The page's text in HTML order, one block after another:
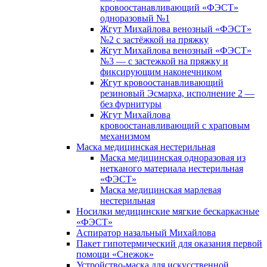
кровоостанавливающий «ФЭСТ»
одноразовый №1
Жгут Михайлова венозный «ФЭСТ»
№2 с застёжкой на пряжку
Жгут Михайлова венозный «ФЭСТ»
№3 — с застежкой на пряжку и
фиксирующим наконечником
Жгут кровоостанавливающий
резиновый Эсмарха, исполнение 2 —
без фурнитуры
Жгут Михайлова
кровоостанавливающий с храповым
механизмом
Маска медицинская нестерильная
Маска медицинская одноразовая из
нетканого материала нестерильная
«ФЭСТ»
Маска медицинская марлевая
нестерильная
Носилки медицинские мягкие бескаркасные
«ФЭСТ»
Аспиратор назальный Михайлова
Пакет гипотермический для оказания первой
помощи «Снежок»
Устройство-маска для искусственной